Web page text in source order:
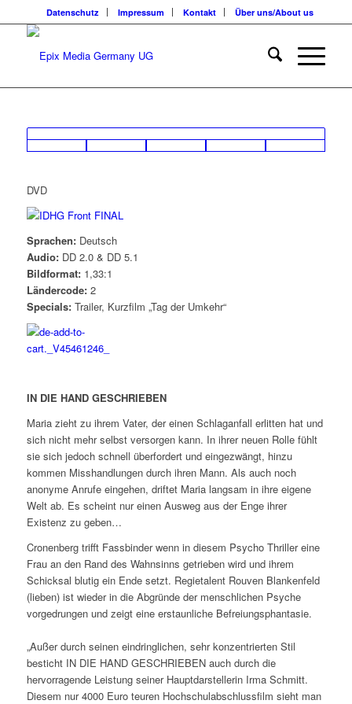
Datenschutz Impressum Kontakt Über uns/About us
DVD
Sprachen: Deutsch
Audio: DD 2.0 & DD 5.1
Bildformat: 1,33:1
Ländercode: 2
Specials: Trailer, Kurzfilm „Tag der Umkehr“
IN DIE HAND GESCHRIEBEN
Maria zieht zu ihrem Vater, der einen Schlaganfall erlitten hat und
sich nicht mehr selbst versorgen kann. In ihrer neuen Rolle fühlt
sie sich jedoch schnell überfordert und eingezwängt, hinzu
kommen Misshandlungen durch ihren Mann. Als auch noch
anonyme Anrufe eingehen, driftet Maria langsam in ihre eigene
Welt ab. Es scheint nur einen Ausweg aus der Enge ihrer
Existenz zu geben…
Cronenberg trifft Fassbinder wenn in diesem Psycho Thriller eine
Frau an den Rand des Wahnsinns getrieben wird und ihrem
Schicksal blutig ein Ende setzt. Regietalent Rouven Blankenfeld
(lieben) ist wieder in die Abgründe der menschlichen Psyche
vorgedrungen und zeigt eine erstaunliche Befreiungsphantasie.
„Außer durch seinen eindringlichen, sehr konzentrierten Stil
besticht IN DIE HAND GESCHRIEBEN auch durch die
hervorragende Leistung seiner Hauptdarstellerin Irma Schmitt.
Diesem nur 4000 Euro teuren Hochschulabschlussfilm sieht man